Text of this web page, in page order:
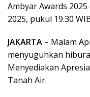
Ambyar Awards
2025, pukul 19.30
JAKARTA – Malam
menyuguhkan
Menyediakan
Tanah Air.